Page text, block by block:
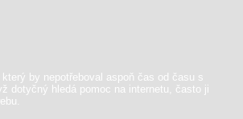
by nepotřeboval aspoň čas od času s
dotyčný hledá pomoc na internetu, často ji